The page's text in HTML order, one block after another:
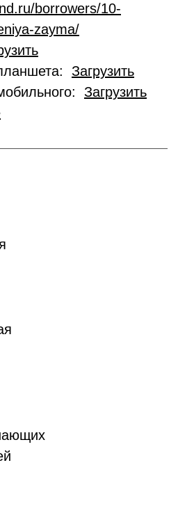
borrowers/10-
zayma/
Загрузить
Загрузить